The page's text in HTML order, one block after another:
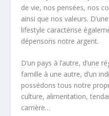
de vie, nos pensées, nos
ainsi que nos valeurs.
lifestyle caractérise
dépensons notre argent.
D’un pays à l’autre, d’une
famille à une autre, d’un
possédons tous notre
culture, alimentation,
carrière…